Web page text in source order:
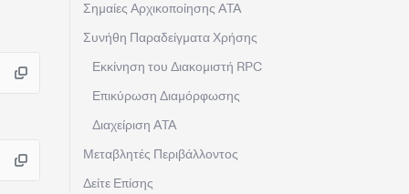
Σημαίες Αρχικοποίησης ATA
Συνήθη Παραδείγματα Χρήσης
Εκκίνηση του Διακομιστή RPC
Επικύρωση Διαμόρφωσης
Διαχείριση ATA
Μεταβλητές Περιβάλλοντος
Δείτε Επίσης